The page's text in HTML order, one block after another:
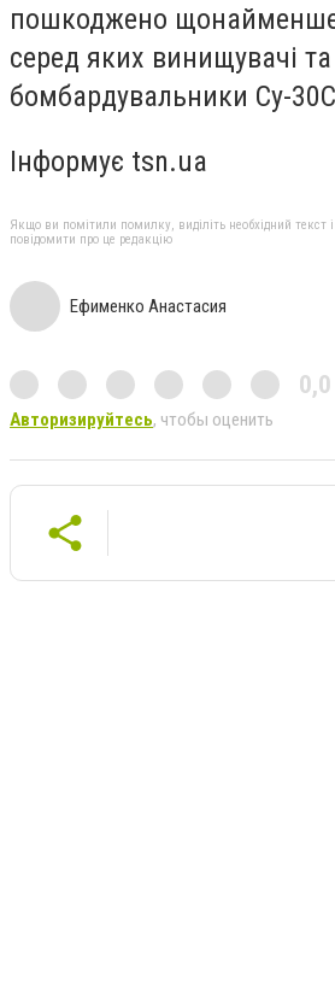
пошкоджено щонайменше
серед яких винищувачі
бомбардувальники Су-
Інформує tsn.ua
Якщо ви помітили помилку, виділіть необхідний текст
повідомити про це редакцію
Ефименко Анастасия
0,0
Авторизируйтесь, чтобы оценить